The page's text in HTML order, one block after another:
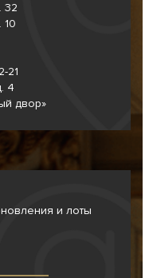
32
10
21
4
двор»
и лоты